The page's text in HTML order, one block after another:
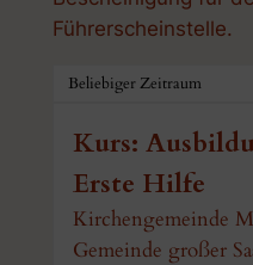
Führerscheinstelle.
Kurs:
Erste Hilfe
Kirchengemeinde
Gemeinde großer